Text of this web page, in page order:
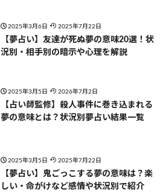
2025年3月6日 2025年7月22日
【夢占い】友達が死ぬ夢の意味20選！状
況別・相手別の暗示や心理を解説
2025年3月5日 2026年7月2日
【占い師監修】殺人事件に巻き込まれる
夢の意味とは？状況別夢占い結果一覧
2025年3月5日 2025年7月22日
【夢占い】鬼ごっこする夢の意味は？楽
しい・命がけなど感情や状況別で紹介